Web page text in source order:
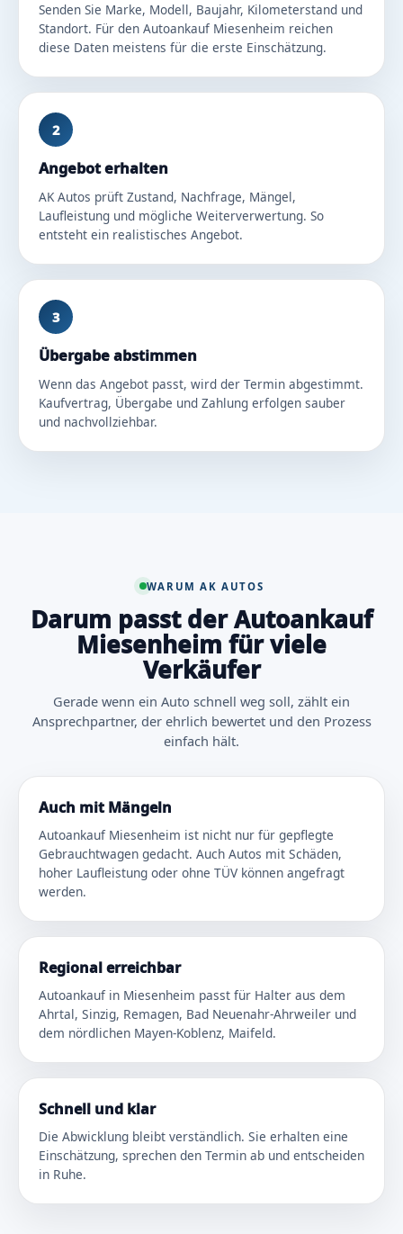
Senden Sie Marke, Modell, Baujahr, Kilometerstand und
Standort. Für den Autoankauf Miesenheim reichen
diese Daten meistens für die erste Einschätzung.
2
Angebot erhalten
AK Autos prüft Zustand, Nachfrage, Mängel,
Laufleistung und mögliche Weiterverwertung. So
entsteht ein realistisches Angebot.
3
Übergabe abstimmen
Wenn das Angebot passt, wird der Termin abgestimmt.
Kaufvertrag, Übergabe und Zahlung erfolgen sauber
und nachvollziehbar.
WARUM AK AUTOS
Darum passt der Autoankauf
Miesenheim für viele
Verkäufer
Gerade wenn ein Auto schnell weg soll, zählt ein
Ansprechpartner, der ehrlich bewertet und den Prozess
einfach hält.
Auch mit Mängeln
Autoankauf Miesenheim ist nicht nur für gepflegte
Gebrauchtwagen gedacht. Auch Autos mit Schäden,
hoher Laufleistung oder ohne TÜV können angefragt
werden.
Regional erreichbar
Autoankauf in Miesenheim passt für Halter aus dem
Ahrtal, Sinzig, Remagen, Bad Neuenahr-Ahrweiler und
dem nördlichen Mayen-Koblenz, Maifeld.
Schnell und klar
Die Abwicklung bleibt verständlich. Sie erhalten eine
Einschätzung, sprechen den Termin ab und entscheiden
in Ruhe.